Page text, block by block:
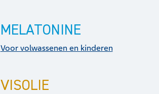
MELATONINE
Voor volwassenen en kinderen
VISOLIE